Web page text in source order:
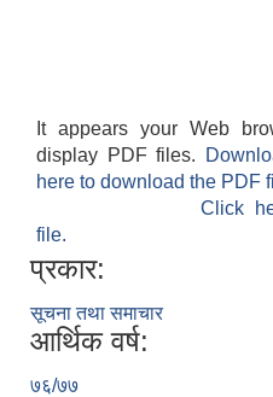
It appears your Web
display PDF files.
here to download the PDF
Click
file.
प्रकार:
सूचना तथा समाचार
आर्थिक वर्ष:
७६/७७